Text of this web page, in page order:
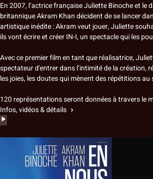
En 2007, l’actrice française Juliette Binoche et le
britannique Akram Khan décident de se lancer
artistique inédite : Akram veut jouer, Juliette
ils vont écrire et créer IN-I, un spectacle qui les
Avec ce premier film en tant que réalisatrice,
spectateur d'entrer dans l’intimité de la création,
les joies, les doutes qui mènent des répétitions
120 représentations seront données à travers le
Infos, vidéos & détails